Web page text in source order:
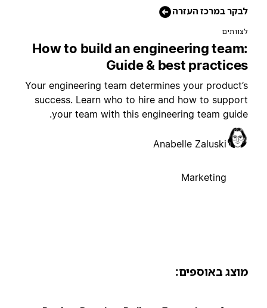
במרכז העזרה
How to build an engineering
Guide & best
Your engineering team determines your
success. Learn who to hire and how to
your team with this engineering team
Anabelle Zaluski
Marketing
באוספים: